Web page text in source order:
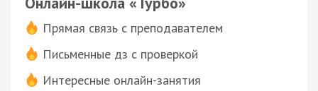
Прямая связь с преподавателем
Письменные дз с проверкой
Интересные онлайн-занятия